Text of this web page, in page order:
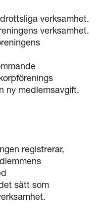
verksamhet.
verksamhet.
ny medlemsavgift.
registrerar,
sätt som